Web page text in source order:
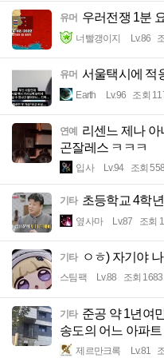
유머 우러전쟁 1분
너빨갱이지 Lv.86
유머 서울택시에 적
Earth Lv.96 조회
연예 리센느 제나 아
곤잘레스 ㅋㅋㅋ
입사 Lv.94 조회 558
기타 초등학교 4학
옆사마 Lv.87 조회
기타 ㅇㅎ) 자기야
스팀팩 Lv.88 조회 1683
기타 준공 약 1년여
송도의 어느 아파트
제르만크록 Lv.81